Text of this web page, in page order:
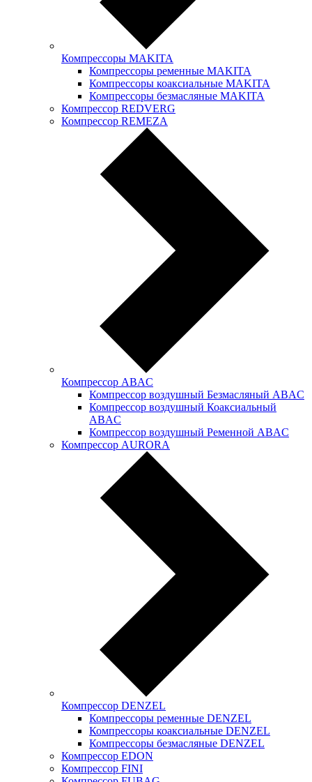
Компрессоры MAKITA
Компрессоры ременные MAKITA
Компрессоры коаксиальные MAKITA
Компрессоры безмасляные MAKITA
Компрессор REDVERG
Компрессор REMEZA
Компрессор ABAC
Компрессор воздушный Безмасляный ABAC
Компрессор воздушный Коаксиальный
ABAC
Компрессор воздушный Ременной ABAC
Компрессор AURORA
Компрессор DENZEL
Компрессоры ременные DENZEL
Компрессоры коаксиальные DENZEL
Компрессоры безмасляные DENZEL
Компрессор EDON
Компрессор FINI